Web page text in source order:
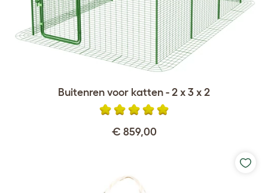
Buitenren voor katten - 2 x 3 x 2
€ 859,00